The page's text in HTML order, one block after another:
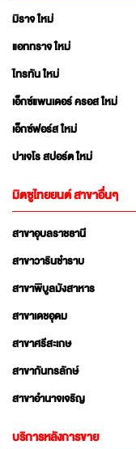
มิราจ ใหม่
แอททราจ ใหม่
ไทรทัน ใหม่
เอ็กซ์แพนเดอร์ ครอส ใหม่
เอ็กซ์ฟอร์ส ใหม่
ปาเจโร สปอร์ต ใหม่
มิตซูไทยยนต์ สาขาอื่นๆ
สาขาอุบลราชธานี
สาขาวารินชำราบ
สาขาพิบูลมังสาหาร
สาขาเดชอุดม
สาขาศรีสะเกษ
สาขากันทรลักษ์
สาขาอำนาจเจริญ
บริการหลังการขาย